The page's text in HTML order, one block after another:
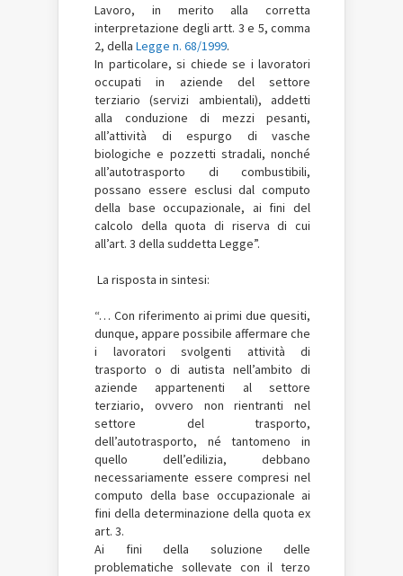
Lavoro, in merito alla corretta
interpretazione degli artt. 3 e 5, comma
2, della Legge n. 68/1999.
In particolare, si chiede se i lavoratori
occupati in aziende del settore
terziario (servizi ambientali), addetti
alla conduzione di mezzi pesanti,
all’attività di espurgo di vasche
biologiche e pozzetti stradali, nonché
all’autotrasporto di combustibili,
possano essere esclusi dal computo
della base occupazionale, ai fini del
calcolo della quota di riserva di cui
all’art. 3 della suddetta Legge”.
La risposta in sintesi:
“… Con riferimento ai primi due quesiti,
dunque, appare possibile affermare che
i lavoratori svolgenti attività di
trasporto o di autista nell’ambito di
aziende appartenenti al settore
terziario, ovvero non rientranti nel
settore del trasporto,
dell’autotrasporto, né tantomeno in
quello dell’edilizia, debbano
necessariamente essere compresi nel
computo della base occupazionale ai
fini della determinazione della quota ex
art. 3.
Ai fini della soluzione delle
problematiche sollevate con il terzo